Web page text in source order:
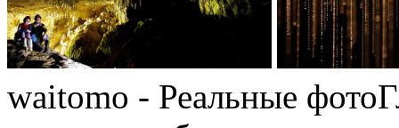
waitomo - Реальные